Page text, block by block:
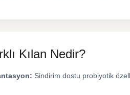
Kılan Nedir?
Sindirim dostu probiyotik